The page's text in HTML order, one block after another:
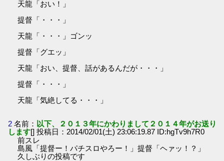
天龍「おい！」
提督「・・・」
天龍「・・・」ゴンッ
提督「グエッ」
天龍「おい、提督、話があるんだが・・・」
提督「・・・」
天龍「気絶してる・・・」
2 名前： 以下、２０１３年にかわりまして２０１４年がお送り
します[] 投稿日：2014/02/01(土) 23:06:19.87 ID:hgTv9h7R0
前スレ
島風「提督ー！パチスロやろー！」提督「ヘァッ！？」
久しぶりの投稿です